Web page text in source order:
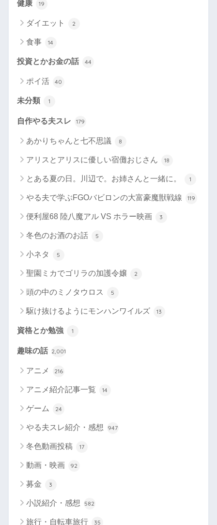
健康 19
ダイエット 2
食事 14
投資とかお金の話 44
ポイ活 40
未分類 1
自作やる夫スレ 179
あかりちゃんと七不思議 8
アリスとアリスに優しい宿儺おじさん 18
とある夏の日。川辺で。お姉さんと一緒に。 1
やる夫で学ぶFGOバビロンの大富豪魔獣戦線 119
便利屋68 陸八魔アル VS ホラー映画 3
冬色のお酒のお話 5
小ネタ 5
聖園ミカでゴリラの加護令嬢 2
頭の中のミノタウロス 5
駆け抜けるようにモンハンワイルズ 13
資格とか勉強 1
趣味の話 2,001
アニメ 216
アニメ紹介記事一覧 14
ゲーム 24
やる夫スレ紹介・感想 947
冬色動画投稿 17
動画・映画 92
募金 3
小説紹介・感想 582
旅行・自転車旅行 35